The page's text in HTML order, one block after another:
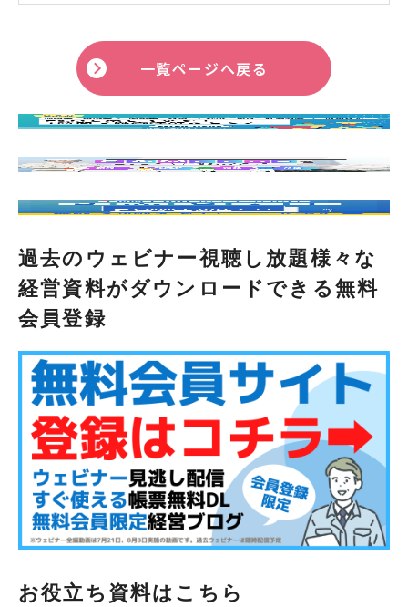
一覧ページへ戻る
過去のウェビナー視聴し放題様々な
経営資料がダウンロードできる無料
会員登録
お役立ち資料はこちら